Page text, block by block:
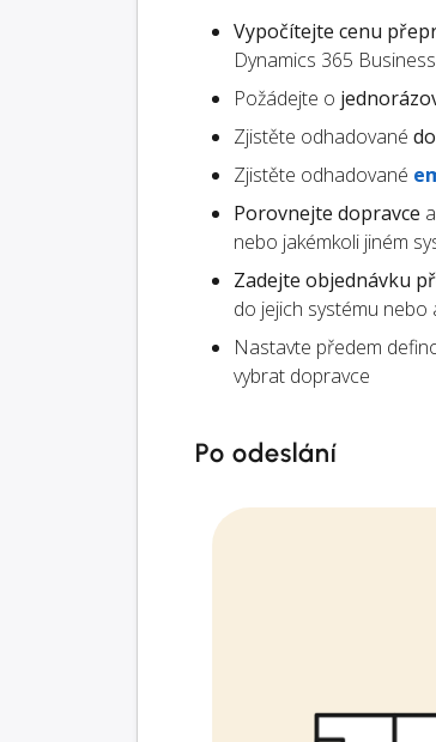
Vypočítejte cenu
Dynamics 365
Požádejte o
Zjistěte odhadované
Zjistěte odhadované
Porovnejte dopravce
nebo jakémkoli jiném
Zadejte objednávku
do jejich systému nebo
Nastavte předem
vybrat dopravce
Po odeslání